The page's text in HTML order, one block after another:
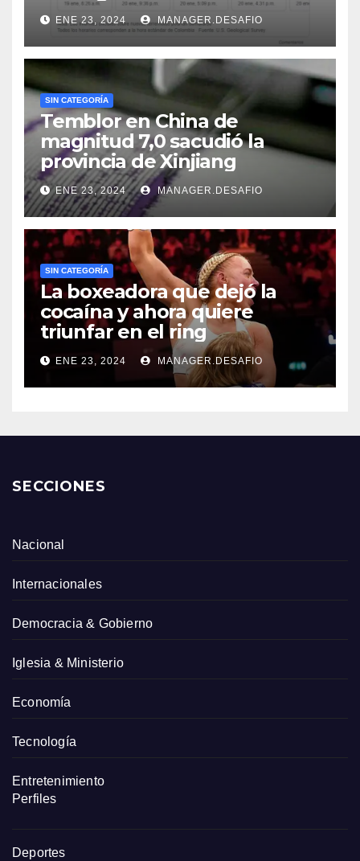
ENE 23, 2024 MANAGER.DESAFIO
SIN CATEGORÍA
Temblor en China de
magnitud 7,0 sacudió la
provincia de Xinjiang
ENE 23, 2024 MANAGER.DESAFIO
SIN CATEGORÍA
La boxeadora que dejó la
cocaína y ahora quiere
triunfar en el ring​
ENE 23, 2024 MANAGER.DESAFIO
SECCIONES
Nacional
Internacionales
Democracia & Gobierno
Iglesia & Ministerio
Economía
Tecnología
Entretenimiento
Perfiles
Deportes